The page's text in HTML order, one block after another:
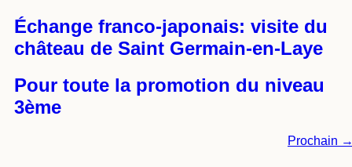
Échange franco-japonais: visite du
château de Saint Germain-en-Laye
Pour toute la promotion du niveau
3ème
Prochain